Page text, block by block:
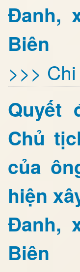
Đanh,
Biên
>>>
Quyết
Chủ
của
hiện
Đanh,
Biên